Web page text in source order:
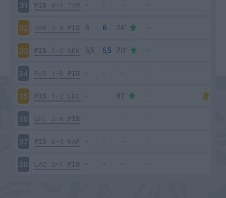
31 PIS 0-1 TOR
32 ROM 3-0 PIS
33 PIS 1-2 GEN
34 PAR 1-0 PIS
35 PIS 1-2 LEC
36 CRE 3-0 PIS
37 PIS 0-3 NAP
38 LAZ 2-1 PIS